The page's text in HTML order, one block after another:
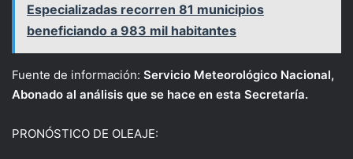
Especializadas recorren 81 municipios
beneficiando a 983 mil habitantes
Fuente de información: Servicio Meteorológico Nacional,
Abonado al análisis que se hace en esta Secretaría.
PRONÓSTICO DE OLEAJE: